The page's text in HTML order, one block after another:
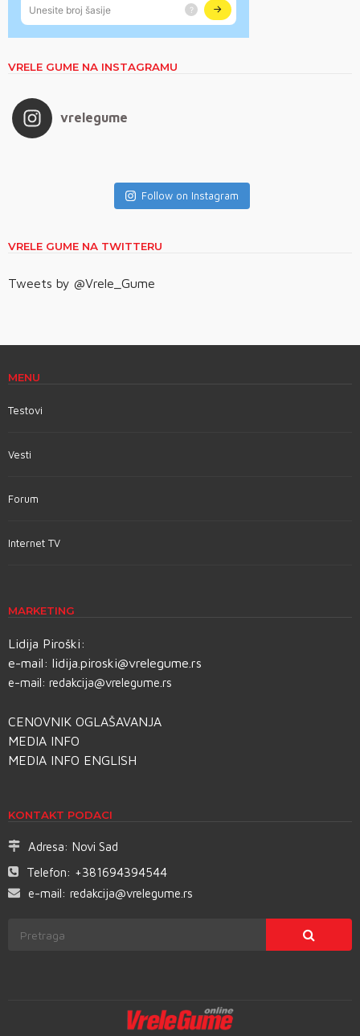
VRELE GUME NA INSTAGRAMU
vrelegume
Follow on Instagram
VRELE GUME NA TWITTERU
Tweets by @Vrele_Gume
MENU
Testovi
Vesti
Forum
Internet TV
MARKETING
Lidija Piroški:
e-mail: lidija.piroski@vrelegume.rs
e-mail: redakcija@vrelegume.rs
CENOVNIK OGLAŠAVANJA
MEDIA INFO
MEDIA INFO ENGLISH
KONTAKT PODACI
Adresa: Novi Sad
Telefon: +381694394544
e-mail: redakcija@vrelegume.rs